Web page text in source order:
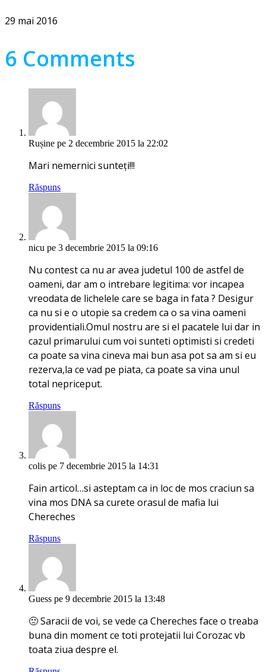
29 mai 2016
6 Comments
Rușine pe 2 decembrie 2015 la 22:02
Mari nemernici sunteți!!!
Răspuns
nicu pe 3 decembrie 2015 la 09:16
Nu contest ca nu ar avea judetul 100 de astfel de
oameni, dar am o intrebare legitima: vor incapea
vreodata de lichelele care se baga in fata ? Desigur
ca nu si e o utopie sa credem ca o sa vina oameni
providentiali.Omul nostru are si el pacatele lui dar in
cazul primarului cum voi sunteti optimisti si credeti
ca poate sa vina cineva mai bun asa pot sa am si eu
rezerva,la ce vad pe piata, ca poate sa vina unul
total nepriceput.
Răspuns
colis pe 7 decembrie 2015 la 14:31
Fain articol…si asteptam ca in loc de mos craciun sa
vina mos DNA sa curete orasul de mafia lui
Chereches
Răspuns
Guess pe 9 decembrie 2015 la 13:48
🙁 Saracii de voi, se vede ca Chereches face o treaba
buna din moment ce toti protejatii lui Corozac vb
toata ziua despre el.